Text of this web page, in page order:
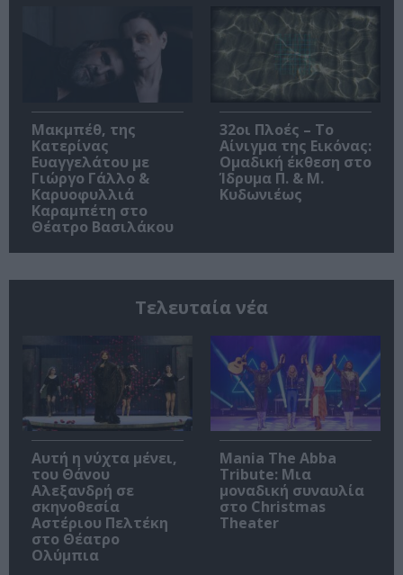
Μακμπέθ, της
Κατερίνας
Ευαγγελάτου με
Γιώργο Γάλλο &
Καρυοφυλλιά
Καραμπέτη στο
Θέατρο Βασιλάκου
32οι Πλοές – Το
Αίνιγμα της Εικόνας:
Ομαδική έκθεση στο
Ίδρυμα Π. & Μ.
Κυδωνιέως
Τελευταία νέα
Αυτή η νύχτα μένει,
του Θάνου
Αλεξανδρή σε
σκηνοθεσία
Αστέριου Πελτέκη
στο Θέατρο
Ολύμπια
Mania The Abba
Tribute: Μια
μοναδική συναυλία
στο Christmas
Theater